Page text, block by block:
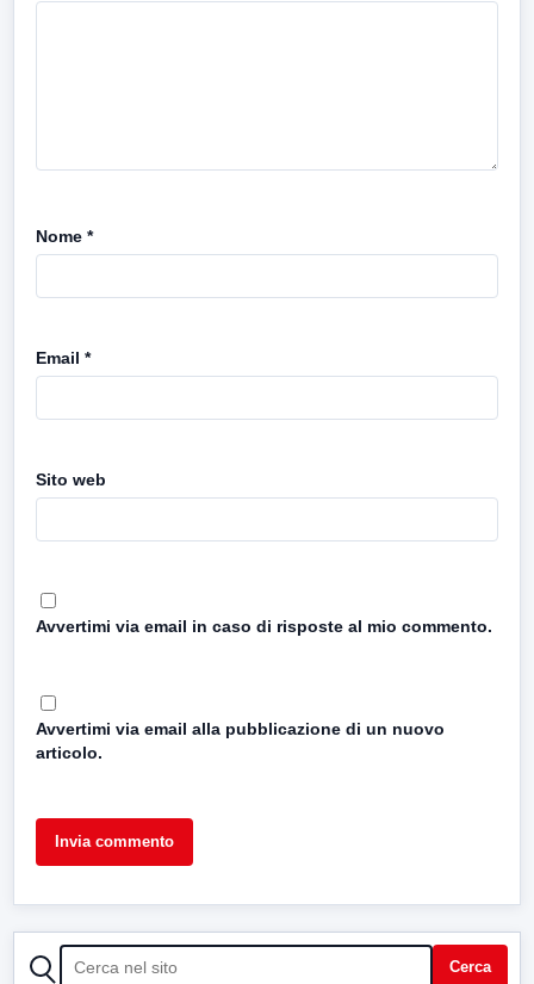
Nome *
Email *
Sito web
Avvertimi via email in caso di risposte al mio commento.
Avvertimi via email alla pubblicazione di un nuovo
articolo.
CERCA Cerca